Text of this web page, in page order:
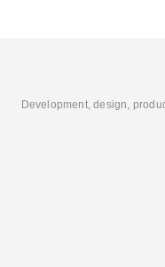
Development, design,